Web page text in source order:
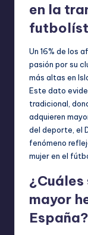
en la
Un 16% de los
pasión por su
más altas en
Este dato
tradicional,
adquieren
del deporte, el
fenómeno
mujer en el
¿Cuáles
mayor
España?